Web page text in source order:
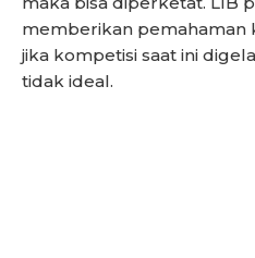
memberikan pemahaman
jika kompetisi saat ini
tidak ideal.